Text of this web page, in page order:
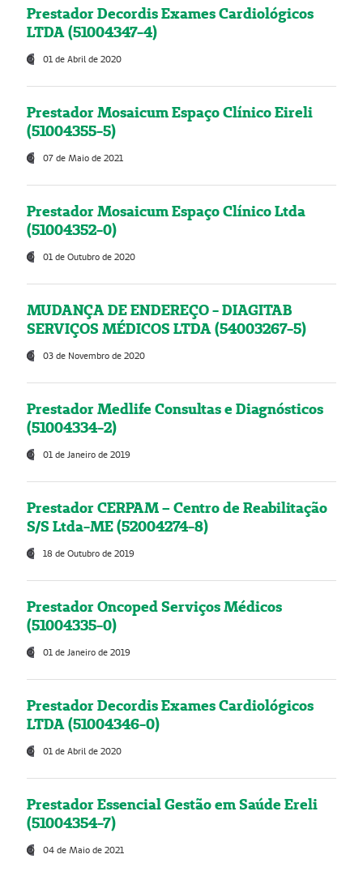
Prestador Decordis Exames Cardiológicos
LTDA (51004347-4)
01 de Abril de 2020
Prestador Mosaicum Espaço Clínico Eireli
(51004355-5)
07 de Maio de 2021
Prestador Mosaicum Espaço Clínico Ltda
(51004352-0)
01 de Outubro de 2020
MUDANÇA DE ENDEREÇO - DIAGITAB
SERVIÇOS MÉDICOS LTDA (54003267-5)
03 de Novembro de 2020
Prestador Medlife Consultas e Diagnósticos
(51004334-2)
01 de Janeiro de 2019
Prestador CERPAM – Centro de Reabilitação
S/S Ltda-ME (52004274-8)
18 de Outubro de 2019
Prestador Oncoped Serviços Médicos
(51004335-0)
01 de Janeiro de 2019
Prestador Decordis Exames Cardiológicos
LTDA (51004346-0)
01 de Abril de 2020
Prestador Essencial Gestão em Saúde Ereli
(51004354-7)
04 de Maio de 2021